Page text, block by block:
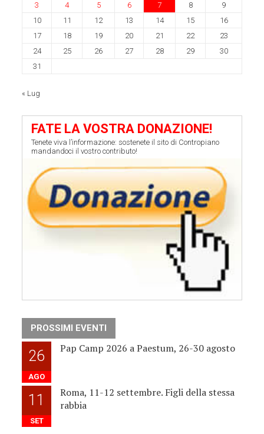
3
4 5 6 7 8
9
10
11 12 13 14 15
16
17
18 19 20 21 22
23
24
25 26 27 28 29
30
31
« Lug
FATE LA VOSTRA DONAZIONE!
Tenete viva l’informazione: sostenete il sito di Contropiano
mandandoci il vostro contributo!
PROSSIMI EVENTI
26
AGO
Pap Camp 2026 a Paestum, 26-30 agosto
11
SET
Roma, 11-12 settembre. Figli della stessa
rabbia